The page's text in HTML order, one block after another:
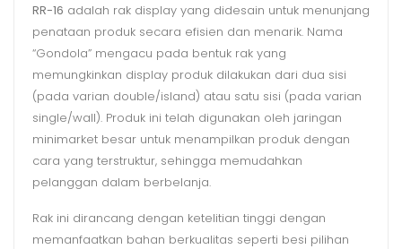
RR-16 adalah rak display yang didesain untuk menunjang
penataan produk secara efisien dan menarik. Nama
“Gondola” mengacu pada bentuk rak yang
memungkinkan display produk dilakukan dari dua sisi
(pada varian double/island) atau satu sisi (pada varian
single/wall). Produk ini telah digunakan oleh jaringan
minimarket besar untuk menampilkan produk dengan
cara yang terstruktur, sehingga memudahkan
pelanggan dalam berbelanja.
Rak ini dirancang dengan ketelitian tinggi dengan
memanfaatkan bahan berkualitas seperti besi pilihan